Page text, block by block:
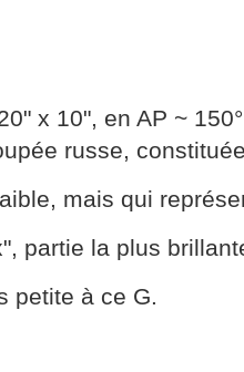
x 10", en AP ~
russe,
mais qui
partie la plus
petite à ce G.